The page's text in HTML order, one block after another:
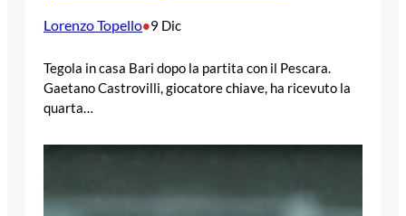
Lorenzo Topello•9 Dic
Tegola in casa Bari dopo la partita con il Pescara.
Gaetano Castrovilli, giocatore chiave, ha ricevuto la
quarta…